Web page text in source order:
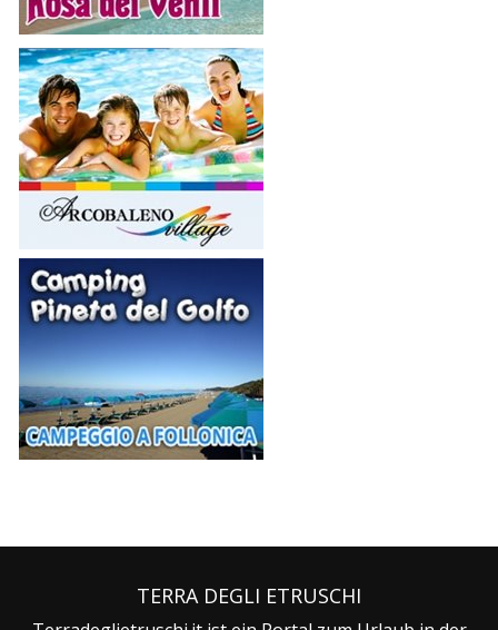
TERRA DEGLI ETRUSCHI